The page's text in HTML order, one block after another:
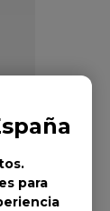
para